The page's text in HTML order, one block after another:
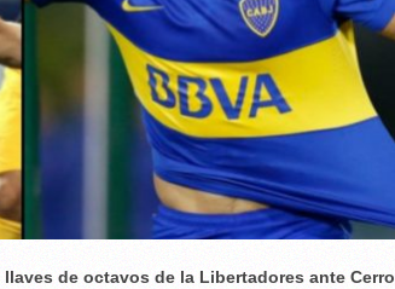
de octavos de la Libertadores ante Cerro